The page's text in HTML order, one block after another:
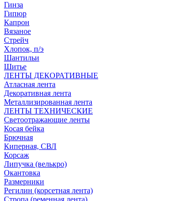
Гинза
Гипюр
Капрон
Вязаное
Стрейч
Хлопок, п/э
Шантильи
Шитье
ЛЕНТЫ ДЕКОРАТИВНЫЕ
Атласная лента
Декоративная лента
Металлизированная лента
ЛЕНТЫ ТЕХНИЧЕСКИЕ
Светоотражающие ленты
Косая бейка
Брючная
Киперная, СВЛ
Корсаж
Липучка (велькро)
Окантовка
Размерники
Регилин (корсетная лента)
Стропа (ременная лента)